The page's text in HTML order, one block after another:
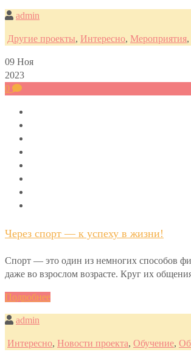
admin
Другие проекты, Интересно, Мероприятия,
09 Ноя
2023
0
Через спорт — к успеху в жизни!
Спорт — это один из немногих способов
даже во взрослом возрасте. Круг их
Подробнее
admin
Интересно, Новости проекта, Обучение,